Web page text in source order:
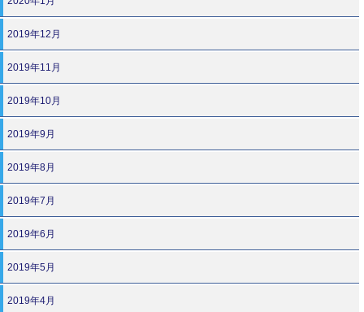
2019年12月
2019年11月
2019年10月
2019年9月
2019年8月
2019年7月
2019年6月
2019年5月
2019年4月